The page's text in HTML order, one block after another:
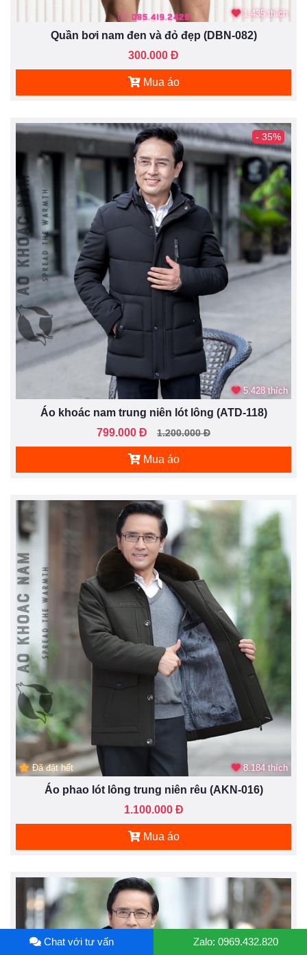
1.435 thích
Quần bơi nam đen và đỏ đẹp (DBN-082)
300.000 Đ
Mua áo
- 35%
5.428 thích
Áo khoác nam trung niên lót lông (ATD-118)
799.000 Đ
1.200.000 Đ
Mua áo
Đã đặt hết 8.184 thích
Áo phao lót lông trung niên rêu (AKN-016)
1.100.000 Đ
Mua áo
Chat với tư vấn Zalo: 0969.432.820